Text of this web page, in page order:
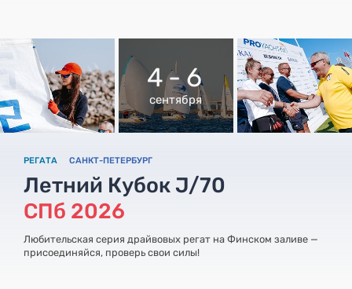
4 - 6
сентября
РЕГАТА САНКТ-ПЕТЕРБУРГ
Летний Кубок J/70
СПб 2026
Любительская серия драйвовых регат на Финском заливе —
присоединяйся, проверь свои силы!